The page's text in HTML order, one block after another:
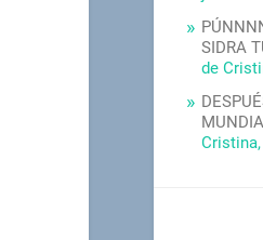
SIDRA
de